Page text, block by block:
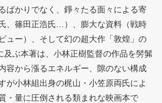
ばかりでなく、錚々たる面々による寄
、篠田正浩氏…）、膨大な資料（戦時
ュー）、そして幻の超大作「敦煌」 の
ぶ本著は、 小林正樹監督の作品を髣髴
容から漲るエネルギー、
隙のない構成
が小林組出身の梶山・ 小笠原両氏によ
・ 量に圧倒される類まれな映画本で